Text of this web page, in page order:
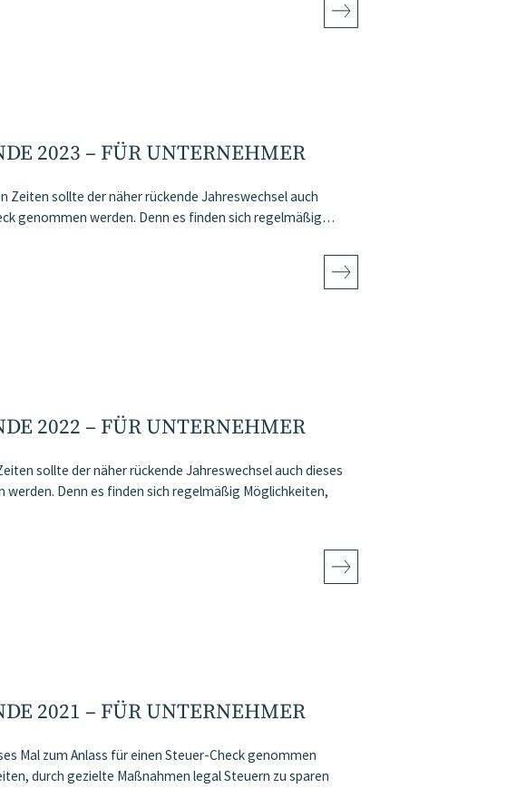
2023 – FÜR UNTERNEHMER
sollte der näher rückende Jahreswechsel auch
genommen werden. Denn es finden sich regelmäßig…
2022 – FÜR UNTERNEHMER
sollte der näher rückende Jahreswechsel auch dieses
Denn es finden sich regelmäßig Möglichkeiten,
2021 – FÜR UNTERNEHMER
Mal zum Anlass für einen Steuer-Check genommen
durch gezielte Maßnahmen legal Steuern zu sparen